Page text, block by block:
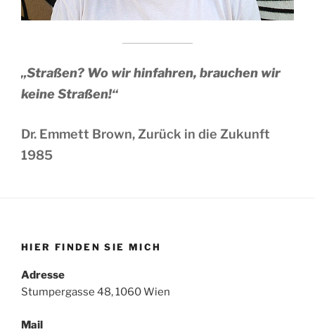
„Straßen? Wo wir hinfahren, brauchen wir
keine Straßen!“
Dr. Emmett Brown, Zurück in die Zukunft
1985
HIER FINDEN SIE MICH
Adresse
Stumpergasse 48, 1060 Wien
Mail